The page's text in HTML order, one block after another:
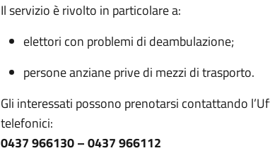
Il servizio è rivolto in particolare a:
elettori con problemi di deambulazione;
persone anziane prive di mezzi di trasporto.
Gli interessati possono prenotarsi contattando
telefonici:
0437 966130 – 0437 966112